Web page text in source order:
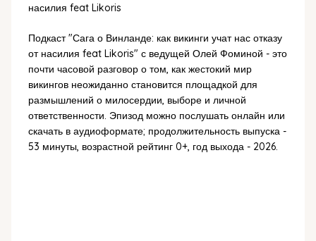
насилия feat Likoris
Подкаст "Сага о Винланде: как викинги учат нас отказу
от насилия feat Likoris" с ведущей Олей Фоминой - это
почти часовой разговор о том, как жестокий мир
викингов неожиданно становится площадкой для
размышлений о милосердии, выборе и личной
ответственности. Эпизод можно послушать онлайн или
скачать в аудиоформате; продолжительность выпуска -
53 минуты, возрастной рейтинг 0+, год выхода - 2026.